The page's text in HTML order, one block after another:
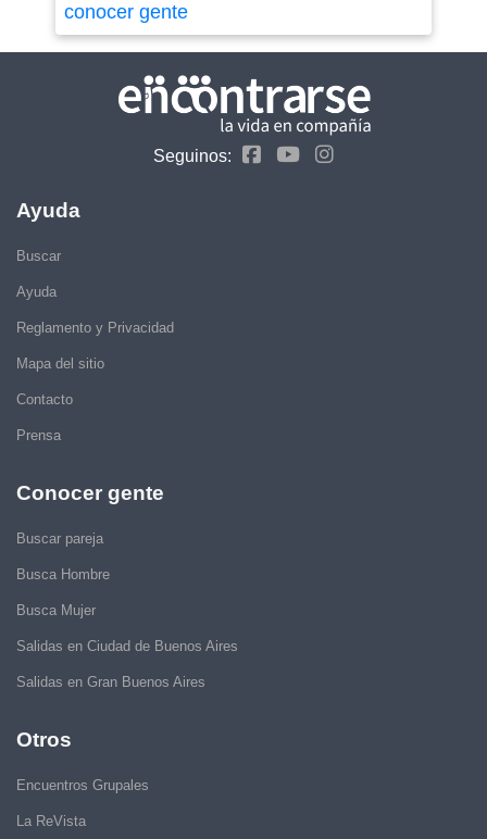
conocer gente
Seguinos:
Ayuda
Buscar
Ayuda
Reglamento y Privacidad
Mapa del sitio
Contacto
Prensa
Conocer gente
Buscar pareja
Busca Hombre
Busca Mujer
Salidas en Ciudad de Buenos Aires
Salidas en Gran Buenos Aires
Otros
Encuentros Grupales
La ReVista